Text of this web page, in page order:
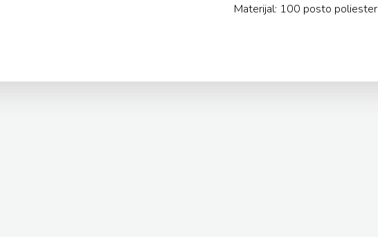
Materijal: 100 posto poliester